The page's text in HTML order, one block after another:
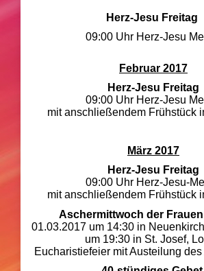
Herz-Jesu Freitag
09:00 Uhr Herz-Jesu
Februar 2017
Herz-Jesu Freitag
09:00 Uhr Herz-Jesu
mit anschließendem Frühstück
März 2017
Herz-Jesu Freitag
09:00 Uhr Herz-Jesu-
mit anschließendem Frühstück
Aschermittwoch der Frauen
01.03.2017 um 14:30 in
um 19:30 in St. Josef,
Eucharistiefeier mit Austeilung